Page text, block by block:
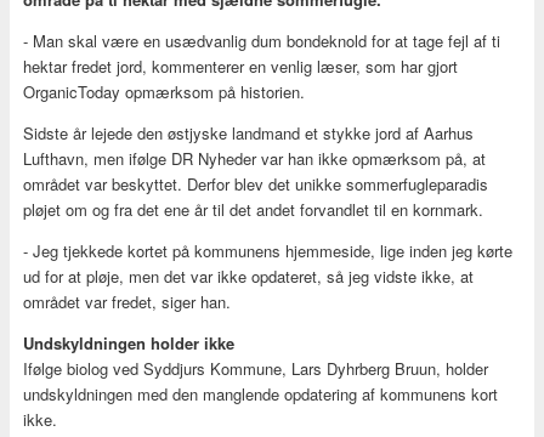
- Man skal være en usædvanlig dum bondeknold for at tage fejl af ti
hektar fredet jord, kommenterer en venlig læser, som har gjort
OrganicToday opmærksom på historien.
Sidste år lejede den østjyske landmand et stykke jord af Aarhus
Lufthavn, men ifølge DR Nyheder var han ikke opmærksom på, at
området var beskyttet. Derfor blev det unikke sommerfugleparadis
pløjet om og fra det ene år til det andet forvandlet til en kornmark.
- Jeg tjekkede kortet på kommunens hjemmeside, lige inden jeg kørte
ud for at pløje, men det var ikke opdateret, så jeg vidste ikke, at
området var fredet, siger han.
Undskyldningen holder ikke
Ifølge biolog ved Syddjurs Kommune, Lars Dyhrberg Bruun, holder
undskyldningen med den manglende opdatering af kommunens kort
ikke.